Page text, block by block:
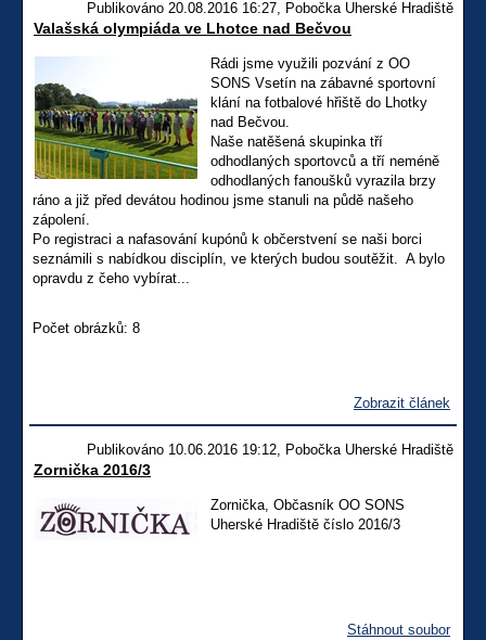
Publikováno 20.08.2016 16:27, Pobočka Uherské Hradiště
Valašská olympiáda ve Lhotce nad Bečvou
Rádi jsme využili pozvání z OO
SONS Vsetín na zábavné sportovní
klání na fotbalové hřiště do Lhotky
nad Bečvou.
Naše natěšená skupinka tří
odhodlaných sportovců a tří neméně
odhodlaných fanoušků vyrazila brzy
ráno a již před devátou hodinou jsme stanuli na půdě našeho
zápolení.
Po registraci a nafasování kupónů k občerstvení se naši borci
seznámili s nabídkou disciplín, ve kterých budou soutěžit. A bylo
opravdu z čeho vybírat...
Počet obrázků: 8
Zobrazit článek
Publikováno 10.06.2016 19:12, Pobočka Uherské Hradiště
Zornička 2016/3
Zornička, Občasník OO SONS
Uherské Hradiště číslo 2016/3
Stáhnout soubor